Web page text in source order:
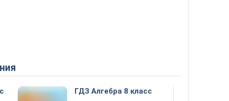
ГДЗ Алгебра 8 класс